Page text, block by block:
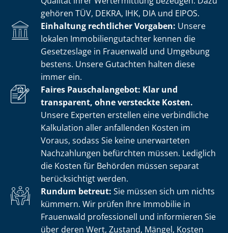
gehören TÜV, DEKRA, IHK, DIA und EIPOS.
Einhaltung rechtlicher Vorgaben: Unsere
lokalen Im­mo­bi­li­en­gut­ach­ter kennen die
Gesetzeslage in Frauenwald und Umgebung
bestens. Unsere Gutachten halten diese
immer ein.
Faires Pauschalangebot: Klar und
transparent, ohne versteckte Kosten.
Unsere Experten erstellen eine verbindliche
Kalkulation aller anfallenden Kosten im
Voraus, sodass Sie keine unerwarteten
Nachzahlungen befürchten müssen. Lediglich
die Kosten für Behörden müssen separat
berücksichtigt werden.
Rundum betreut: Sie müssen sich um nichts
kümmern. Wir prüfen Ihre Immobilie in
Frauenwald professionell und informieren Sie
über deren Wert, Zustand, Mängel, Kosten